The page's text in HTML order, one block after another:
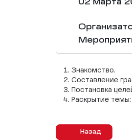
02 марта
Знакомство.
Составление
Постановка
Раскрытие
Назад